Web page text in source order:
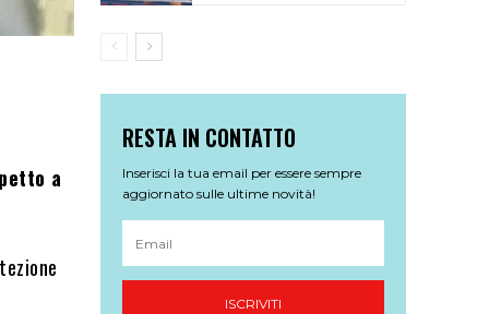
a
RESTA IN CONTATTO
Inserisci la tua email per essere sempre
aggiornato sulle ultime novità!
ISCRIVITI